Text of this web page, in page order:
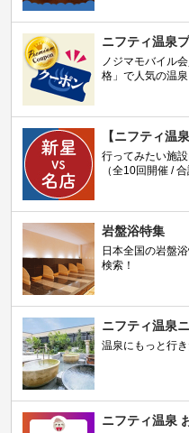
ニフティ温泉
ノジマモバイル
格」で人気の温
【ニフティ温
行ってみたい施
（全10回開催 /
岩盤浴特集
日本全国の岩盤
検索！
ニフティ温泉
温泉にもっと行
ニフティ温泉